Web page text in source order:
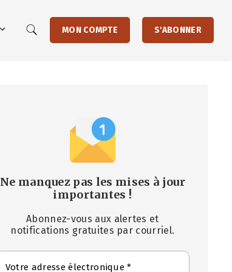
MON COMPTE S'ABONNER
Ne manquez pas les mises à jour
importantes !
Abonnez-vous aux alertes et
notifications gratuites par courriel.